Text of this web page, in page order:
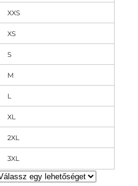
XXS
XS
S
M
L
XL
2XL
3XL